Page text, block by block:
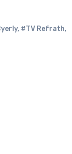
, #TV Refrath,